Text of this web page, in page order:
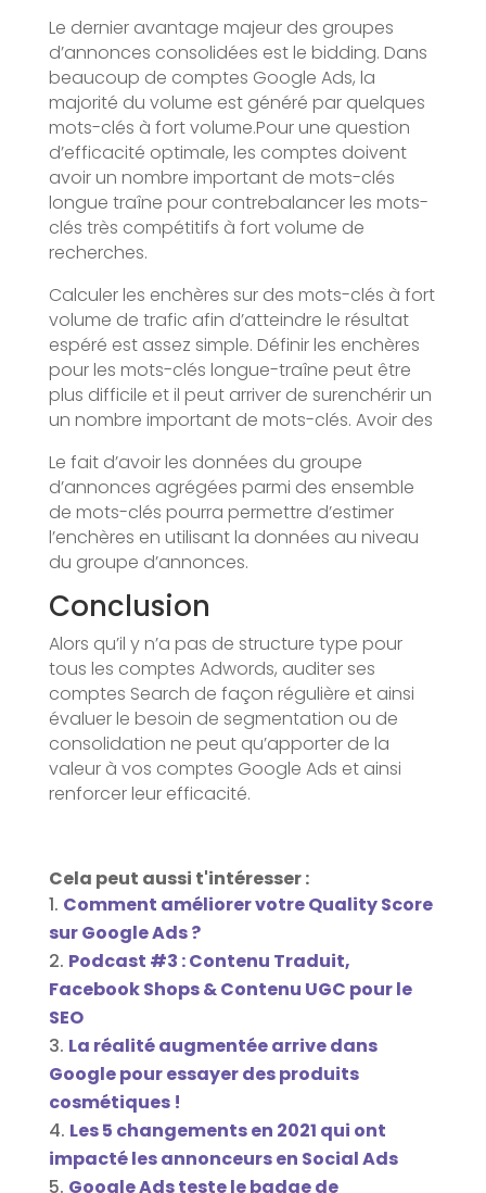
Le dernier avantage majeur des groupes
d’annonces consolidées est le bidding. Dans
beaucoup de comptes Google Ads, la
majorité du volume est généré par quelques
mots-clés à fort volume.Pour une question
d’efficacité optimale, les comptes doivent
avoir un nombre important de mots-clés
longue traîne pour contrebalancer les mots-
clés très compétitifs à fort volume de
recherches.
Calculer les enchères sur des mots-clés à fort
volume de trafic afin d’atteindre le résultat
espéré est assez simple. Définir les enchères
pour les mots-clés longue-traîne peut être
plus difficile et il peut arriver de surenchérir un
un nombre important de mots-clés. Avoir des
Le fait d’avoir les données du groupe
d’annonces agrégées parmi des ensemble
de mots-clés pourra permettre d’estimer
l’enchères en utilisant la données au niveau
du groupe d’annonces.
Conclusion
Alors qu’il y n’a pas de structure type pour
tous les comptes Adwords, auditer ses
comptes Search de façon régulière et ainsi
évaluer le besoin de segmentation ou de
consolidation ne peut qu’apporter de la
valeur à vos comptes Google Ads et ainsi
renforcer leur efficacité.
Cela peut aussi t'intéresser :
Comment améliorer votre Quality Score
sur Google Ads ?
Podcast #3 : Contenu Traduit,
Facebook Shops & Contenu UGC pour le
SEO
La réalité augmentée arrive dans
Google pour essayer des produits
cosmétiques !
Les 5 changements en 2021 qui ont
impacté les annonceurs en Social Ads
Google Ads teste le badge de